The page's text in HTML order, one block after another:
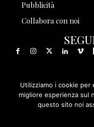
Pubblicità
Collabora con noi
© 1999 - 2025 Storia
Utilizziamo i cookie per
migliore esperienza sul
questo sito noi